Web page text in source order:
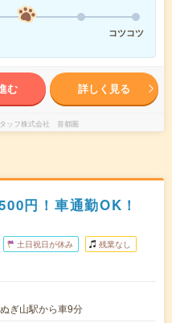
コツコツ
む 詳しく見る
ッフ株式会社 首都圏
円！車通勤OK！
土日祝日が休み 残業なし
ぎ山駅から車9分